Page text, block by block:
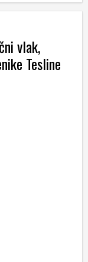
vlak,
Tesline